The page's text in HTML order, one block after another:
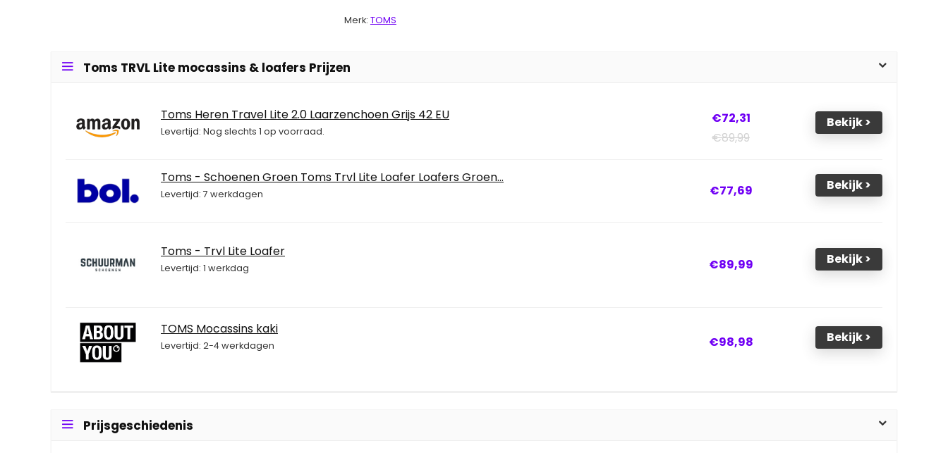
Merk: TOMS
Toms TRVL Lite mocassins & loafers Prijzen
Toms Heren Travel Lite 2.0 Laarzenchoen Grijs 42 EU
Levertijd: Nog slechts 1 op voorraad.
€72,31
€89,99
Bekijk >
Toms - Schoenen Groen Toms Trvl Lite Loafer Loafers Groen...
Levertijd: 7 werkdagen €77,69 Bekijk >
Toms - Trvl Lite Loafer
Levertijd: 1 werkdag €89,99 Bekijk >
TOMS Mocassins kaki
Levertijd: 2-4 werkdagen €98,98 Bekijk >
Prijsgeschiedenis